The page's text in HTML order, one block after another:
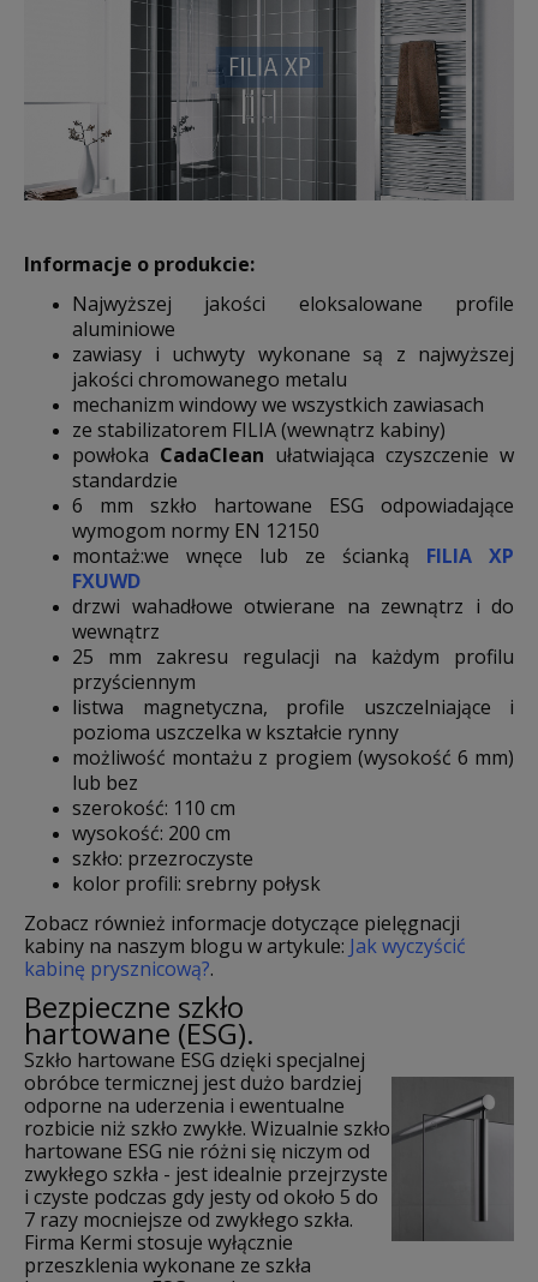
Informacje o produkcie:
Najwyższej jakości eloksalowane profile
aluminiowe
zawiasy i uchwyty wykonane są z najwyższej
jakości chromowanego metalu
mechanizm windowy we wszystkich zawiasach
ze stabilizatorem FILIA (wewnątrz kabiny)
powłoka CadaClean ułatwiająca czyszczenie w
standardzie
6 mm szkło hartowane ESG odpowiadające
wymogom normy EN 12150
montaż:we wnęce lub ze ścianką FILIA XP
FXUWD
drzwi wahadłowe otwierane na zewnątrz i do
wewnątrz
25 mm zakresu regulacji na każdym profilu
przyściennym
listwa magnetyczna, profile uszczelniające i
pozioma uszczelka w kształcie rynny
możliwość montażu z progiem (wysokość 6 mm)
lub bez
szerokość: 110 cm
wysokość: 200 cm
szkło: przezroczyste
kolor profili: srebrny połysk
Zobacz również informacje dotyczące pielęgnacji
kabiny na naszym blogu w artykule: Jak wyczyścić
kabinę prysznicową?.
Bezpieczne szkło
hartowane (ESG).
Szkło hartowane ESG dzięki specjalnej
obróbce termicznej jest dużo bardziej
odporne na uderzenia i ewentualne
rozbicie niż szkło zwykłe. Wizualnie szkło
hartowane ESG nie różni się niczym od
zwykłego szkła - jest idealnie przejrzyste
i czyste podczas gdy jesty od około 5 do
7 razy mocniejsze od zwykłego szkła.
Firma Kermi stosuje wyłącznie
przeszklenia wykonane ze szkła